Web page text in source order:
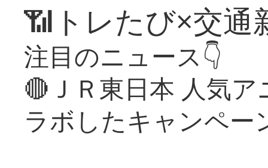
📶トレたび×交通
注目のニュース👇
🔴ＪＲ東日本 人気
ラボしたキャンペー